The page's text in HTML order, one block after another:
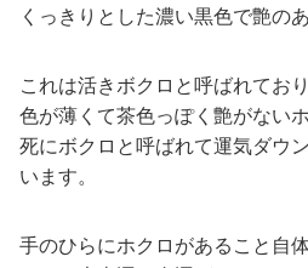
くっきりとした濃い黒色で艶の
これは活きボクロと呼ばれており
色が薄くて茶色っぽく艶がない
死にボクロと呼ばれて運気ダウ
います。
手のひらにホクロがあること自